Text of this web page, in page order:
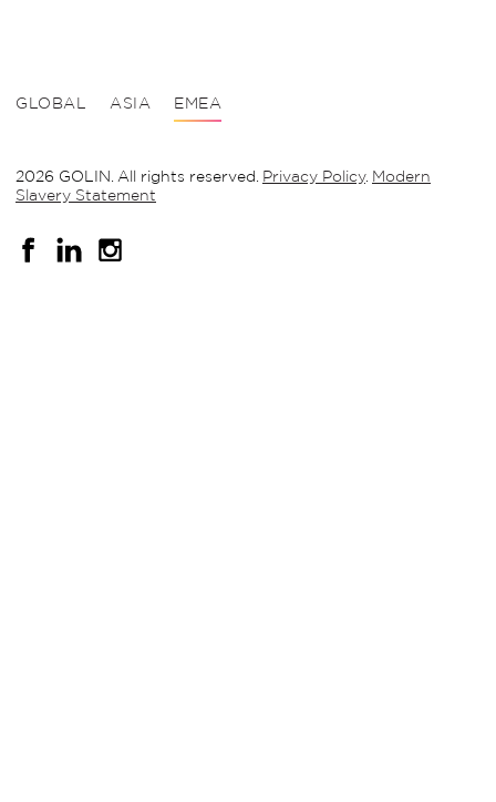
GLOBAL ASIA EMEA
2026 GOLIN. All rights reserved. Privacy Policy. Modern
Slavery Statement